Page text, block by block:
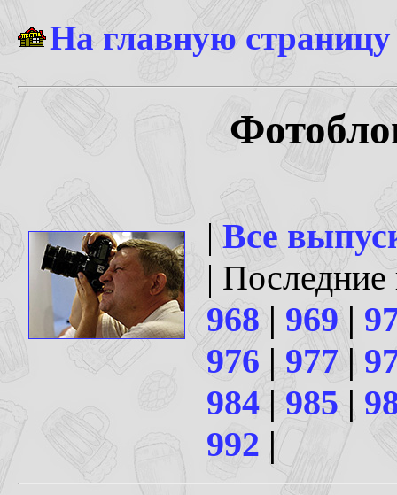
На главную
|Все
|
968| 969|
976 | 977 |
984 | 985|
992 |